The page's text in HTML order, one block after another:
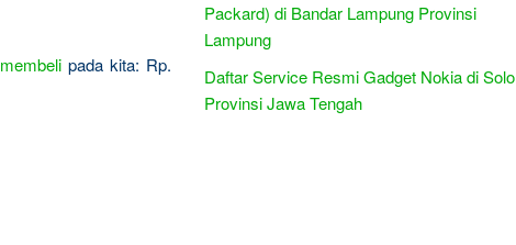
membeli pada kita: Rp.
Packard) di Bandar Lampung Provinsi
Lampung
Daftar Service Resmi Gadget Nokia di Solo
Provinsi Jawa Tengah